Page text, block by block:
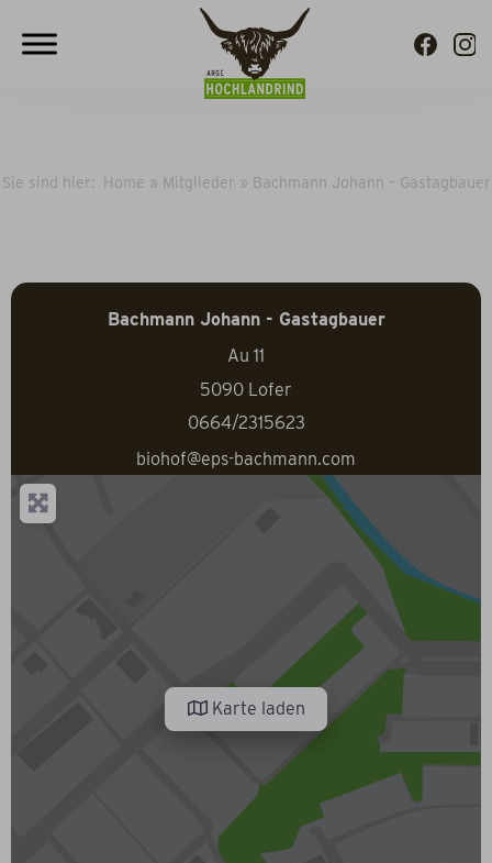
Sie sind hier: Home » Mitglieder » Bachmann Johann – Gastagbauer
Bachmann Johann - Gastagbauer
Au 11
5090 Lofer
0664/2315623
biohof@eps-bachmann.com
Karte laden